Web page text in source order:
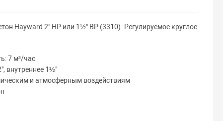
Hayward 2" НР или 1½" ВР (3310). Регулируемое круглое
7 м³/час
внутреннее 1½"
и атмосферным воздействиям